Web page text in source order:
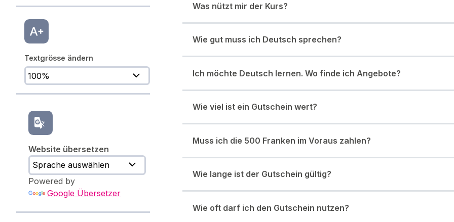
Textgrösse ändern
Website übersetzen
Powered by
Google Übersetzer
Was nützt mir der Kurs?
Wie gut muss ich Deutsch sprechen?
Ich möchte Deutsch lernen. Wo finde ich Angebote?
Wie viel ist ein Gutschein wert?
Muss ich die 500 Franken im Voraus zahlen?
Wie lange ist der Gutschein gültig?
Wie oft darf ich den Gutschein nutzen?